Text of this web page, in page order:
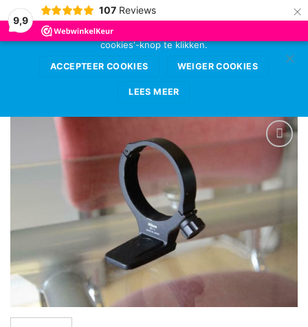
9,9
107 Reviews ×
0
WENSENLIJST
Deze website gebruikt cookies voor de beste
gebruikerservaring. Sta deze toe door op de 'accepteer
cookies'-knop te klikken.
ACCEPTEER COOKIES WEIGER COOKIES
LEES MEER